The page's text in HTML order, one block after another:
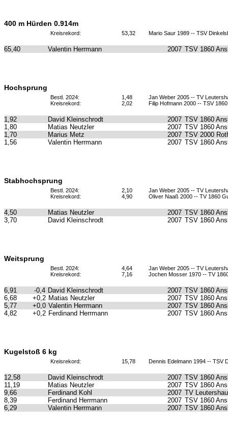
400 m Hürden 0.914m
Kreisrekord: 53,32 Mario Saur 1989 -- TSV
65,40 Valentin Herrmann 2007 TSV 1860
Hochsprung
Bestl. 2024: 1,48
Jan Weber 2005 -- TV
Kreisrekord:
2,02 Filip Hofmann 2000 -- TSV
1,92 David Kleinschrodt 2007 TSV 1860
1,80
Matias Neutzler 2007 TSV 1860
1,70
Marius Metz 2007 TSV 2000
1,56
Valentin Herrmann 2007 TSV 1860
Stabhochsprung
Bestl. 2024: 2,10
Jan Weber 2005 -- TV
Kreisrekord:
4,90 Oliver Naaß 2000 -- TV 1860
4,50 Matias Neutzler 2007 TSV 1860
3,70
David Kleinschrodt 2007 TSV 1860
Weitsprung
Bestl. 2024: 4,64
Jan Weber 2005 -- TV
Kreisrekord:
7,16 Jochen Mosser 1970 -- TV
6,91 -0,4 David Kleinschrodt 2007 TSV 1860
6,68
+0,2 Matias Neutzler 2007 TSV 1860
5,77
+0,0 Valentin Herrmann 2007 TSV 1860
4,82
+0,2 Ferdinand Herrmann 2007 TSV 1860
Kugelstoß 6 kg
Kreisrekord: 15,78 Dennis Edelmann 1994 -- TSV
12,58 David Kleinschrodt 2007 TSV 1860
11,19
Matias Neutzler 2007 TSV 1860
9,66
Ferdinand Kohl 2007 TV
8,39
Ferdinand Herrmann 2007 TSV 1860
6,29
Valentin Herrmann 2007 TSV 1860